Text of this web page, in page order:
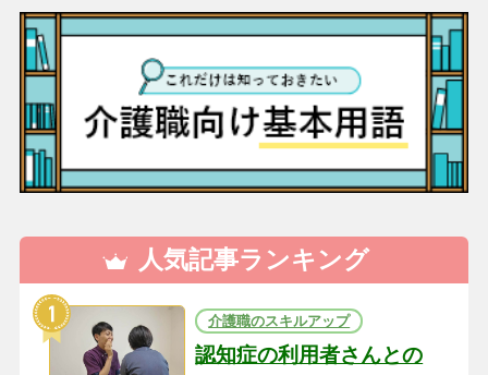
人気記事ランキング
介護職のスキルアップ
認知症の利用者さんとの